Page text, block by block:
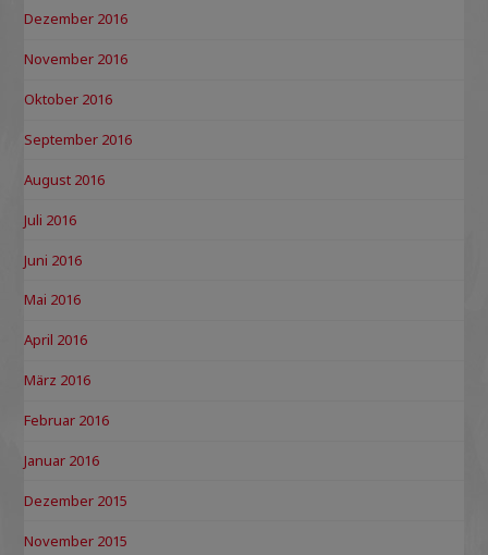
Dezember 2016
November 2016
Oktober 2016
September 2016
August 2016
Juli 2016
Juni 2016
Mai 2016
April 2016
März 2016
Februar 2016
Januar 2016
Dezember 2015
November 2015